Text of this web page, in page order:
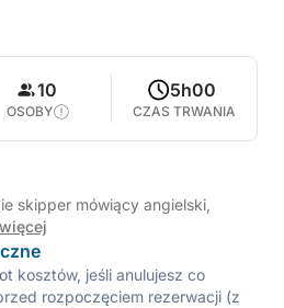
10
OSOBY
5h00
CZAS TRWANIA
skipper mówiący angielski,
kosztów, jeśli anulujesz co
rozpoczęciem rezerwacji (z